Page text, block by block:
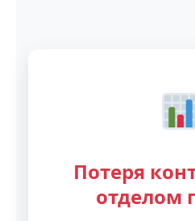
Потеря
отделом